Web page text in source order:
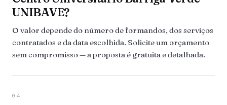
UNIBAVE?
O valor depende do número de formandos, dos serviços
contratados e da data escolhida. Solicite um orçamento
sem compromisso — a proposta é gratuita e detalhada.
04